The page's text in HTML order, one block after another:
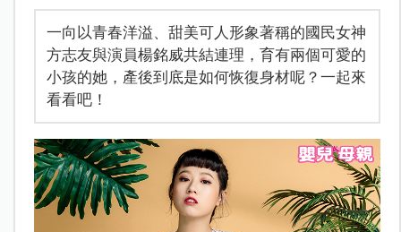
一向以青春洋溢、甜美可人形象著稱的國民女神
方志友與演員楊銘威共結連理，育有兩個可愛的
小孩的她，產後到底是如何恢復身材呢？一起來
看看吧！